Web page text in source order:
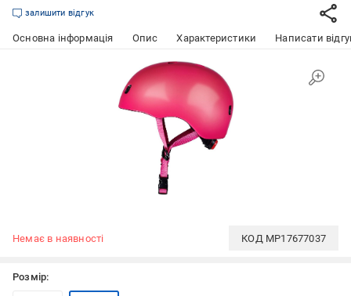
залишити відгук
Основна інформація Опис Характеристики Написати
Немає в наявності КОД MP17677037
Розмір: